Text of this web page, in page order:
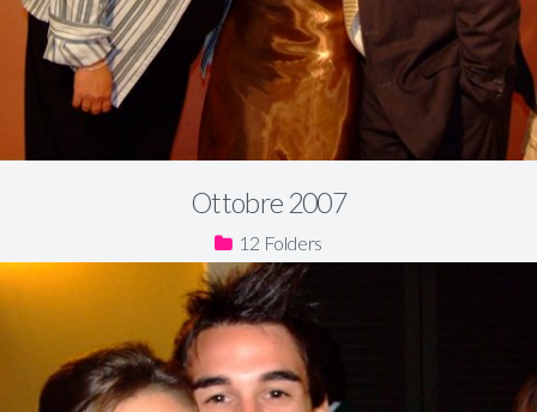
Ottobre 2007
12